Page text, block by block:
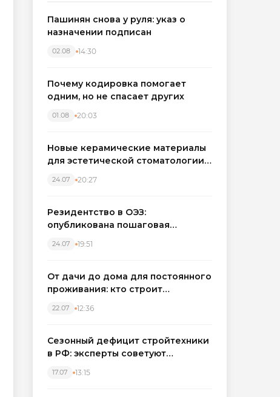
Пашинян снова у руля: указ о
назначении подписан
02.08 14:30
Почему кодировка помогает
одним, но не спасает других
01.08 20:03
Новые керамические материалы
для эстетической стоматологии
24.07 20:27
Резидентство в ОЭЗ:
опубликована пошаговая
налоговых льгот для инвесторов
24.07 19:51
От дачи до дома для постоянного
проживания: кто строит
Западном регионе
22.07 12:36
Сезонный дефицит стройтехники
в РФ: эксперты советуют
17.07 13:15